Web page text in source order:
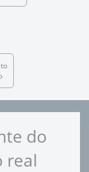
do
real